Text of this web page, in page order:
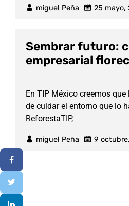
miguel Peña 25 mayo,
Sembrar futuro:
empresarial
miguel Peña 9
En TIP México creemos
de cuidar el entorno que lo
ReforestaTIP,